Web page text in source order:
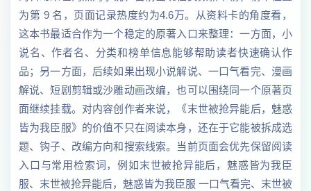
为第 9 名，页面记录热度约为4.6万。从资料卡的角度看，
这本书最适合作为一个稳定的原著入口来整理：一方面，小
说名、作者名、分类和榜单信息能够帮助读者快速确认作
品；另一方面，后续如果出现小说解说、一口气看完、漫画
解说、短剧剪辑或沙雕动画改编，也可以围绕同一个原著页
面继续挂载。对内容创作者来说，《末世被抢异能后，魅惑
皆为我臣服》的价值不只在阅读本身，还在于它能被拆成选
题、钩子、改编方向和搜索线索。当前页面会优先保留阅读
入口与常用检索词，例如末世被抢异能后，魅惑皆为我臣
服、末世被抢异能后，魅惑皆为我臣服 一口气看完、末世被